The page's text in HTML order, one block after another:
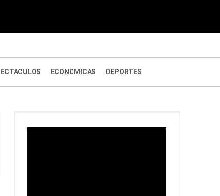
ECONOMICAS DEPORTES